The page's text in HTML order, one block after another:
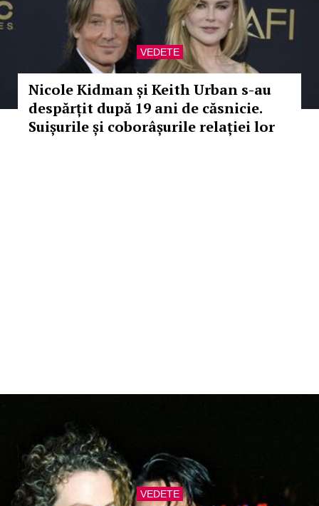
VEDETE
Nicole Kidman și Keith Urban s-au
despărțit după 19 ani de căsnicie.
Suișurile și coborâșurile relației lor
VEDETE